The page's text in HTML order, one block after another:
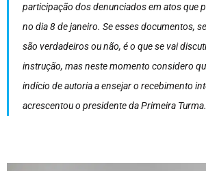
participação dos denunciados em atos que
no dia 8 de janeiro. Se esses documentos,
são verdadeiros ou não, é o que se vai
instrução, mas neste momento considero
indício de autoria a ensejar o recebimento
acrescentou o presidente da Primeira Turma.